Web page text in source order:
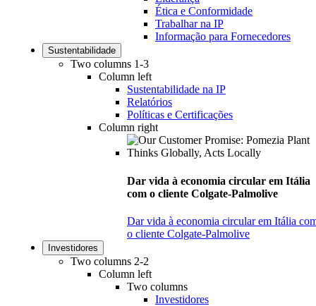
Ética e Conformidade
Trabalhar na IP
Informação para Fornecedores
Sustentabilidade
Two columns 1-3
Column left
Sustentabilidade na IP
Relatórios
Políticas e Certificações
Column right
Dar vida à economia circular em Itália
com o cliente Colgate-Palmolive
Dar vida à economia circular em Itália
o cliente Colgate-Palmolive
Investidores
Two columns 2-2
Column left
Two columns
Investidores